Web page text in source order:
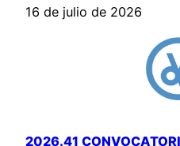
16 de julio de 2026
2026.41